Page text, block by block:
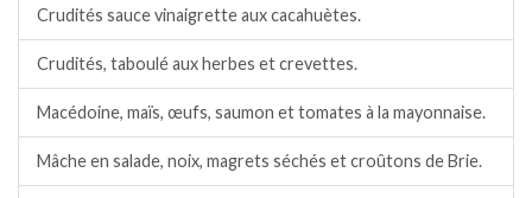
Crudités sauce vinaigrette aux cacahuètes.
Crudités, taboulé aux herbes et crevettes.
Macédoine, maïs, œufs, saumon et tomates à la mayonnaise.
Mâche en salade, noix, magrets séchés et croûtons de Brie.